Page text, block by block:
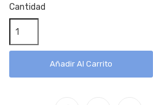
Cantidad
Añadir Al Carrito